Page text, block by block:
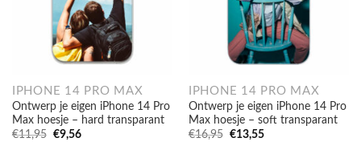
Ontwerp je eigen iPhone 14 Pro
Max hoesje – hard transparant
€ 11,95 Oorspronkelijke
prijs
was:
€9,56Huidige
prijs
is:
BEGIN MET ONTWERPEN
Ontwerp je eigen iPhone 14 Pro
Max hoesje – soft transparant
€ 16,95 Oorspronkelijke
prijs
was:
€13,55
Huidige
prijs
is:
BEGIN MET ONTWERPEN